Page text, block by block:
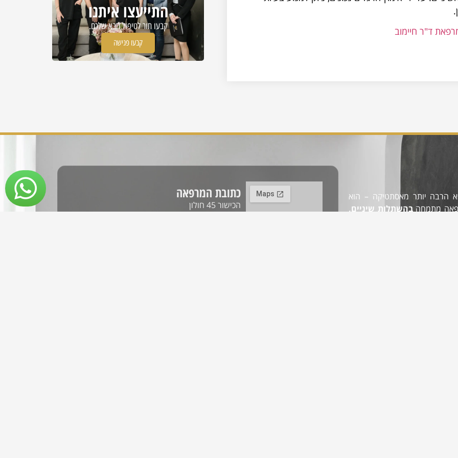
ד"ר חיימוב
התייעצו איתנו
קבעו תור לטיפול הבא שלכם.
קבעו פגישה
הרבה יותר מאסתטיקה – הוא
מתמחהבהשתלות שיניים,
כתובת המרפאה
הכישור 45 חולון